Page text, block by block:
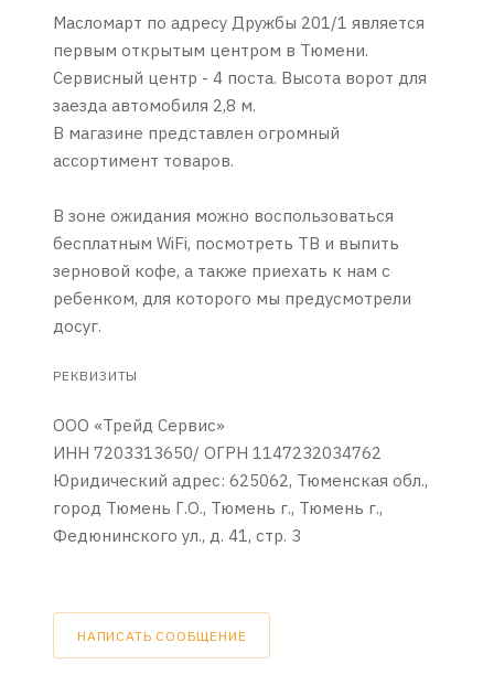
Масломарт по адресу Дружбы 201/1 является
первым открытым центром в Тюмени.
Сервисный центр - 4 поста. Высота ворот для
заезда автомобиля 2,8 м.
В магазине представлен огромный
ассортимент товаров.
В зоне ожидания можно воспользоваться
бесплатным WiFi, посмотреть ТВ и выпить
зерновой кофе, а также приехать к нам с
ребенком, для которого мы предусмотрели
досуг.
РЕКВИЗИТЫ
ООО «Трейд Сервис»
ИНН 7203313650/ ОГРН 1147232034762
Юридический адрес: 625062, Тюменская обл.,
город Тюмень Г.О., Тюмень г., Тюмень г.,
Федюнинского ул., д. 41, стр. 3
НАПИСАТЬ СООБЩЕНИЕ